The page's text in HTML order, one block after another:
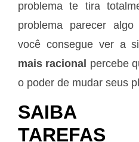
problema te tira
problema parecer
você consegue ver a
mais racional percebe
o poder de mudar seus
SAIBA
TAREFAS